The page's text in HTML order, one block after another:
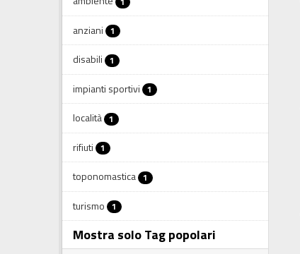
anziani 1
disabili 1
impianti sportivi 1
località 1
rifiuti 1
toponomastica 1
turismo 1
Mostra solo Tag popolari